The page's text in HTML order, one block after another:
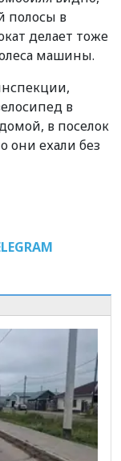
полосы в
делает тоже
машины.
в
в поселок
они ехали без